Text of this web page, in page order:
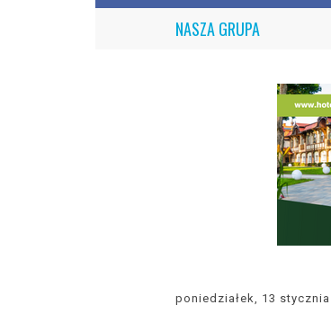
NASZA GRUPA
poniedziałek, 13 stycznia